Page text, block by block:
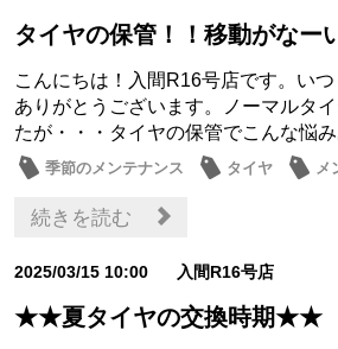
タイヤの保管！！移動がなー
こんにちは！入間R16号店です。いつ
ありがとうございます。ノーマルタ
たが・・・タイヤの保管でこんな悩
季節のメンテナンス タイヤ メ
続きを読む
2025/03/15 10:00 入間R16号店
★★夏タイヤの交換時期★★